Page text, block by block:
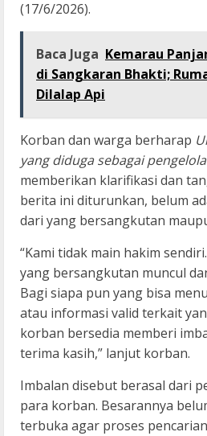
(17/6/2026).
Baca Juga Kemarau
di Sangkaran Bhakti;
Dilalap Api
Korban dan warga berharap
yang diduga sebagai pengelola
memberikan klarifikasi dan
berita ini diturunkan, belum
dari yang bersangkutan
“Kami tidak main hakim
yang bersangkutan muncul
Bagi siapa pun yang bisa
atau informasi valid terkait
korban bersedia memberi
terima kasih,” lanjut korban.
Imbalan disebut berasal dari
para korban. Besarannya
terbuka agar proses